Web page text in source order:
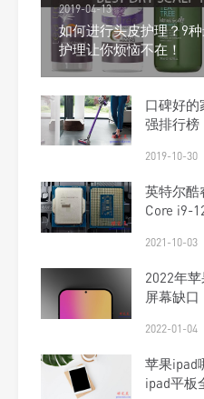
2019-04-13
如何进行头皮护理？9
护理让你烦恼不在！
口碑好的
强排行榜
2019-10-30
英特尔酷
Core i9-
2021-10-03
2022年
屏幕缺口
2022-01-04
苹果ipad
ipad平板